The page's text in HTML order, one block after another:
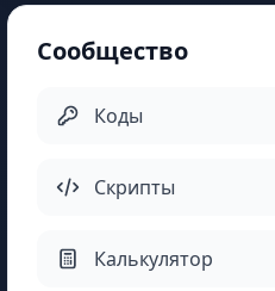
Сообщество
Коды
Скрипты
Калькулятор